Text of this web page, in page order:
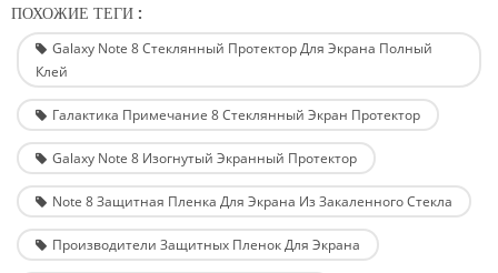
ПОХОЖИЕ ТЕГИ :
Galaxy Note 8 Стеклянный Протектор Для Экрана Полный
Клей
Галактика Примечание 8 Стеклянный Экран Протектор
Galaxy Note 8 Изогнутый Экранный Протектор
Note 8 Защитная Пленка Для Экрана Из Закаленного Стекла
Производители Защитных Пленок Для Экрана